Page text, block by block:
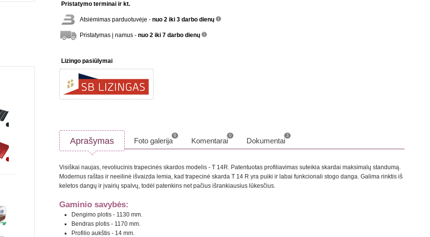
Pristatymo terminai ir kt.
Atsiėmimas parduotuvėje - nuo 2 iki 3 darbo dienų
Pristatymas į namus - nuo 2 iki 7 darbo dienų
Lizingo pasiūlymai
Aprašymas Foto galerija
6
Komentarai
0
Dokumentai
3
Visiškai naujas, revoliucinis trapecinės skardos modelis - T 14R. Patentuotas profiliavimas suteikia skardai maksimalų standumą.
Modernus raštas ir neeilinė išvaizda lemia, kad trapecinė skarda T 14 R yra puiki ir labai funkcionali stogo danga. Galima rinktis iš
keletos dangų ir įvairių spalvų, todėl patenkins net pačius išrankiausius lūkesčius.
Gaminio savybės:
Dengimo plotis - 1130 mm.
Bendras plotis - 1170 mm.
Profilio aukštis - 14 mm.